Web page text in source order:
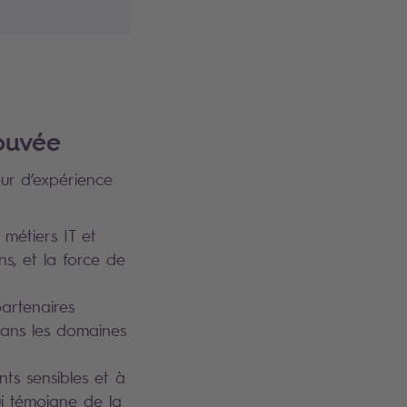
d’expérience
IT et
et la force de
les domaines
sensibles et à
témoigne de la